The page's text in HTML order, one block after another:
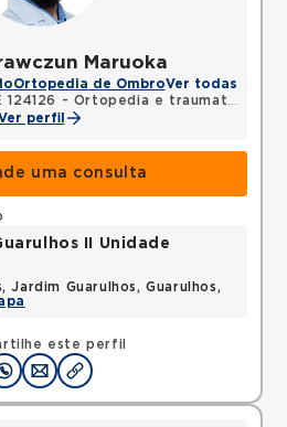
Maruoka
Ortopedia de OmbroVer todas
124126 - Ortopedia e traumatologia
perfil
uma consulta
este perfil
II Unidade
Jardim Guarulhos, Guarulhos,